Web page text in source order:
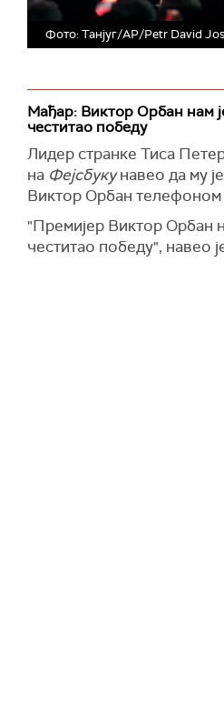
Фото: Танјуг/AP/Petr David
Мађар: Виктор Орбан нам
честитао победу
Лидер странке Тиса
на Фејсбукунавео да му
Виктор Орбан телефоном
"Премијер Виктор Орбан
честитао победу", навео